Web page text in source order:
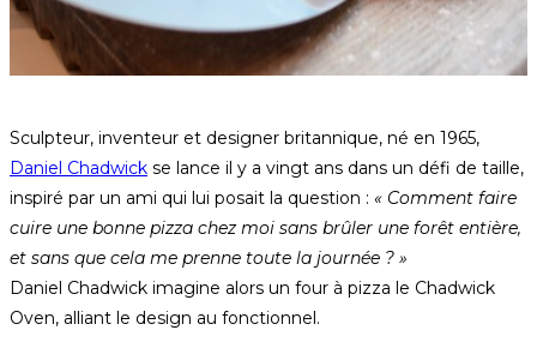
Sculpteur, inventeur et designer britannique, né en 1965,
Daniel Chadwick se lance il y a vingt ans dans un défi de taille,
inspiré par un ami qui lui posait la question : « Comment faire
cuire une bonne pizza chez moi sans brûler une forêt entière,
et sans que cela me prenne toute la journée ? »
Daniel Chadwick imagine alors un four à pizza le Chadwick
Oven, alliant le design au fonctionnel.